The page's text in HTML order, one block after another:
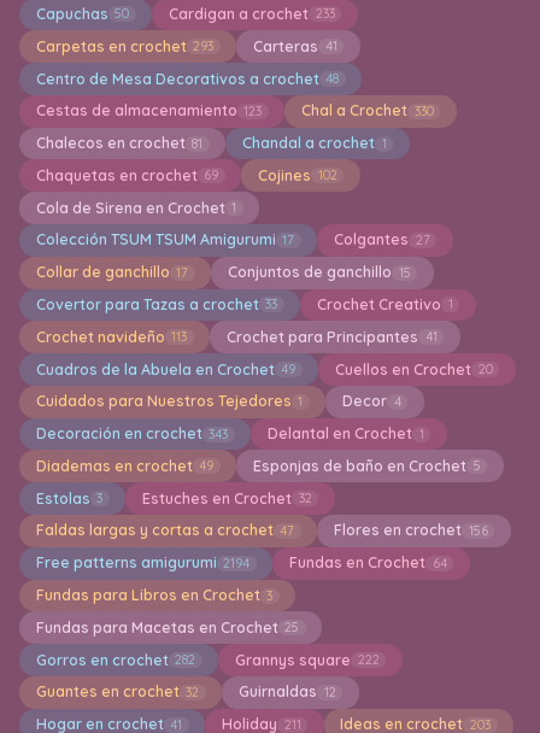
Capuchas 50 Cardigan a crochet 233
Carpetas en crochet 293 Carteras 41
Centro de Mesa Decorativos a crochet 48
Cestas de almacenamiento 123 Chal a Crochet 330
Chalecos en crochet 81 Chandal a crochet 1
Chaquetas en crochet 69 Cojines 102
Cola de Sirena en Crochet 1
Colección TSUM TSUM Amigurumi 17 Colgantes 27
Collar de ganchillo 17 Conjuntos de ganchillo 15
Covertor para Tazas a crochet 33 Crochet Creativo 1
Crochet navideño 113 Crochet para Principantes 41
Cuadros de la Abuela en Crochet 49 Cuellos en Crochet 20
Cuidados para Nuestros Tejedores 1 Decor 4
Decoración en crochet 343 Delantal en Crochet 1
Diademas en crochet 49 Esponjas de baño en Crochet 5
Estolas 3 Estuches en Crochet 32
Faldas largas y cortas a crochet 47 Flores en crochet 156
Free patterns amigurumi 2194 Fundas en Crochet 64
Fundas para Libros en Crochet 3
Fundas para Macetas en Crochet 25
Gorros en crochet 282 Grannys square 222
Guantes en crochet 32 Guirnaldas 12
Hogar en crochet 41 Holiday 211 Ideas en crochet 203